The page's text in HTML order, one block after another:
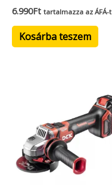
6.990Ft tartalmazza az ÁFÁ-t
Kosárba teszem